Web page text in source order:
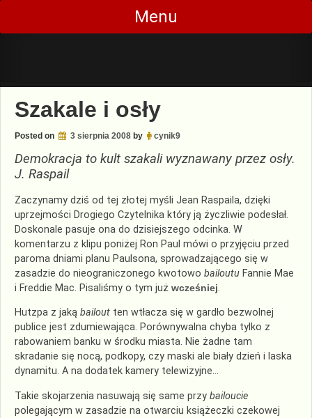
Skip
content
Menu
Szakale i osły
Posted on 3 sierpnia 2008 by cynik9
Demokracja to kult szakali wyznawany przez osły.
J. Raspail
Zaczynamy dziś od tej złotej myśli Jean Raspaila, dzięki
uprzejmości Drogiego Czytelnika który ją życzliwie podesłał.
Doskonale pasuje ona do dzisiejszego odcinka. W
komentarzu z klipu poniżej Ron Paul mówi o przyjęciu przed
paroma dniami planu Paulsona, sprowadzającego się w
zasadzie do nieograniczonego kwotowo bailoutu Fannie Mae
i Freddie Mac. Pisaliśmy o tym już wcześniej.
Hutzpa z jaką bailout ten wtłacza się w gardło bezwolnej
publice jest zdumiewająca. Porównywalna chyba tylko z
rabowaniem banku w środku miasta. Nie żadne tam
skradanie się nocą, podkopy, czy maski ale biały dzień i laska
dynamitu. A na dodatek kamery telewizyjne…
Takie skojarzenia nasuwają się same przy bailoucie
polegającym w zasadzie na otwarciu książeczki czekowej